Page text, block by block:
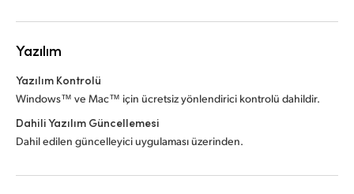
Yazılım
Yazılım Kontrolü
Windows™ ve Mac™ için ücretsiz yönlendirici kontrolü dahildir.
Dahili Yazılım Güncellemesi
Dahil edilen güncelleyici uygulaması üzerinden.